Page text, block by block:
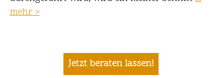
mehr
Jetzt beraten lassen!